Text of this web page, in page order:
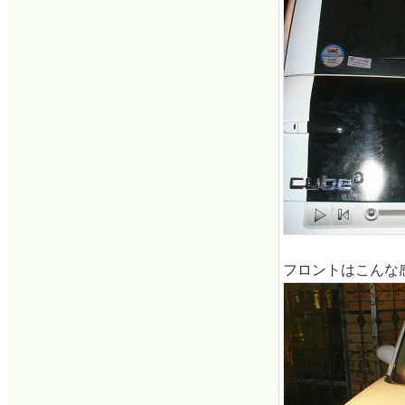
フロントはこんな